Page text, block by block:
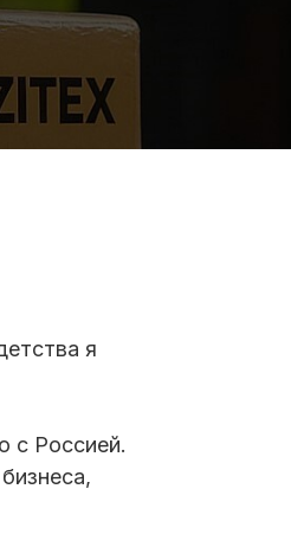
я
с Россией.